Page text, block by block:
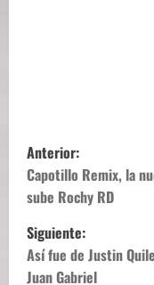
N
a
v
e
Anterior:
Capotillo Remix, la
sube Rochy RD
Siguiente:
Así fue de Justin
Juan Gabriel